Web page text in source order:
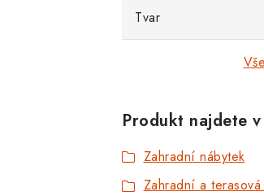
Tvar
Produkt najdete
Zahradní nábytek
Zahradní a